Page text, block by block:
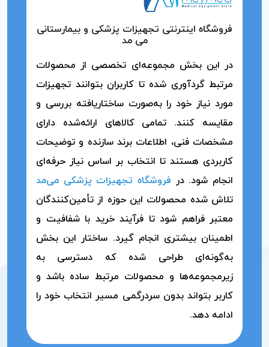
فروشگاه اینترنتی تجهیزات پزشکی و بیمارستانی
می مد
در این بخش مجموعه‌ای تخصصی از محصولات
مرتبط گردآوری شده تا کاربران بتوانند تجهیزات
مورد نیاز خود را به‌صورت ساختاریافته بررسی و
مقایسه کنند. تمامی کالاهای ارائه‌شده دارای
مشخصات فنی، اطلاعات برند سازنده و توضیحات
کاربردی هستند تا انتخاب بر اساس نیاز حرفه‌ای
انجام شود. در فروشگاه تجهیزات پزشکی می‌مد
تلاش شده محصولات این حوزه از تأمین‌کنندگان
معتبر فراهم شود تا فرآیند خرید با شفافیت و
اطمینان بیشتری انجام گیرد. ساختار این بخش
به‌گونه‌ای طراحی شده که دسترسی به
زیرمجموعه‌ها و محصولات مرتبط ساده باشد و
کاربر بتواند بدون سردرگمی مسیر انتخاب خود را
ادامه دهد.